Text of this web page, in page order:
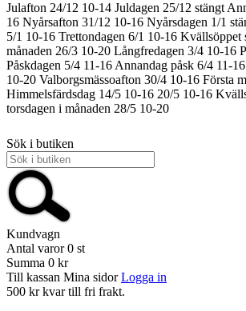
Julafton 24/12 10-14 Juldagen 25/12 stängt
16 Nyårsafton 31/12 10-16 Nyårsdagen 1/1
5/1 10-16 Trettondagen 6/1 10-16 Kvällsöppet
månaden 26/3 10-20 Långfredagen 3/4 10-16
Påskdagen 5/4 11-16 Annandag påsk 6/4 11-16
10-20 Valborgsmässoafton 30/4 10-16 Första
Himmelsfärdsdag 14/5 10-16 20/5 10-16
torsdagen i månaden 28/5 10-20
Sök i butiken
Kundvagn
Antal varor 0 st
Summa 0 kr
Till kassan Mina sidor Logga in
500 kr kvar till fri frakt.